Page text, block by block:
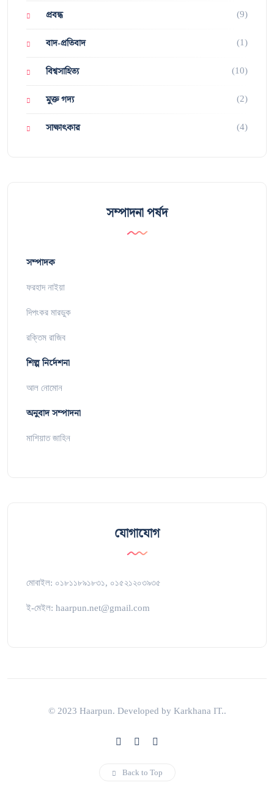
প্রবন্ধ (9)
বাদ-প্রতিবাদ (1)
বিশ্বসাহিত্য (10)
মুক্ত গদ্য (2)
সাক্ষাৎকার (4)
সম্পাদনা পর্ষদ
সম্পাদক
ফরহাদ নাইয়া
দিপংকর মারডুক
রক্তিম রাজিব
শিল্প নির্দেশনা
আল নোমোন
অনুবাদ সম্পাদনা
মাশিয়াত জাহিন
যোগাযোগ
মোবাইল: ০১৮১১৮৯১৮৩১, ০১৫২১২০৩৯৩৫
ই-মেইল: haarpun.net@gmail.com
© 2023 Haarpun. Developed by Karkhana IT..
Back to Top